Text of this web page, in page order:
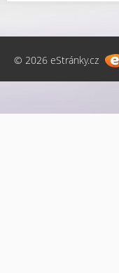
© 2026 eStránky.cz